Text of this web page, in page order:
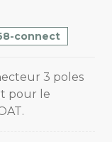
connect
3 poles
pour le